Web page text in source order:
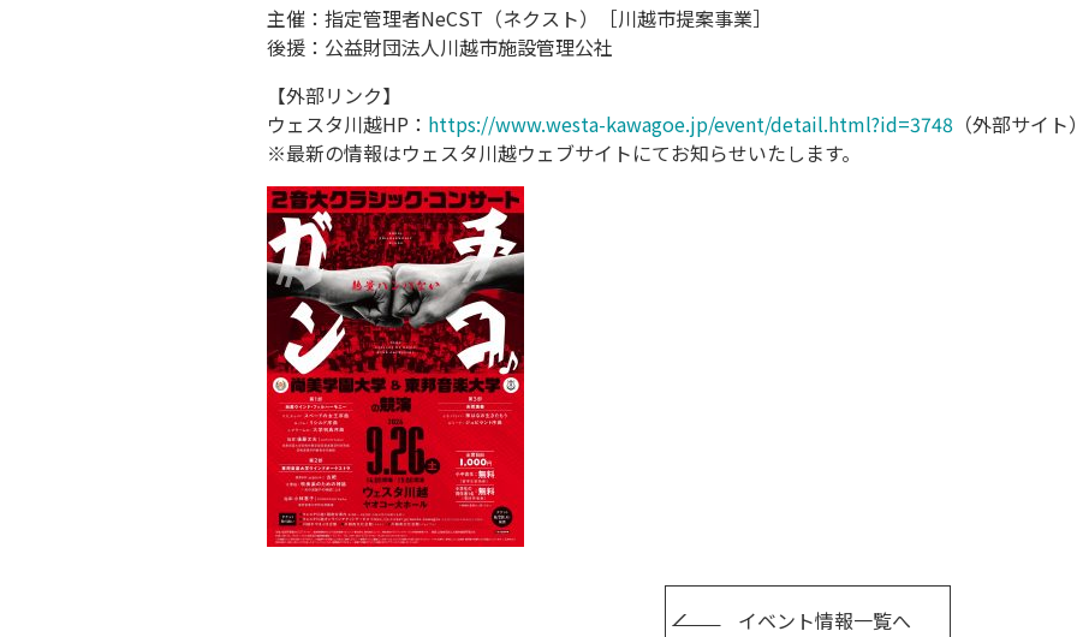
主催：指定管理者NeCST（ネクスト）［川越市提案事業］
後援：公益財団法人川越市施設管理公社
【外部リンク】
ウェスタ川越HP： https://www.westa-kawagoe.jp/event/detail.html?id=3748 （外部サイト
※最新の情報はウェスタ川越ウェブサイトにてお知らせいたします。
イベント情報一覧へ